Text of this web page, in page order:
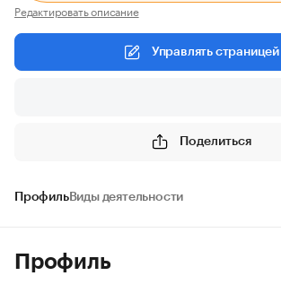
Редактировать описание
Управлять страницей
Поделиться
ПрофильВиды деятельности
Профиль